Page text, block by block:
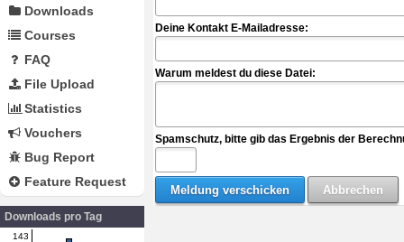
Downloads
Courses
FAQ
File Upload
Statistics
Vouchers
Bug Report
Feature Request
Downloads pro Tag
143
Deine Kontakt E-Mailadresse:
Warum meldest du diese Datei:
Spamschutz, bitte gib das Ergebnis der